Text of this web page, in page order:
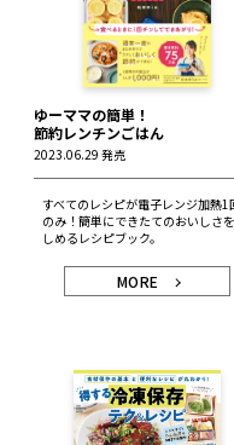
ゆーママの簡単！
節約レンチンごはん
2023.06.29 発売
すべてのレシピが電子レンジ加熱1
のみ！簡単にできたてのおいしさ
しめるレシピブック。
MORE